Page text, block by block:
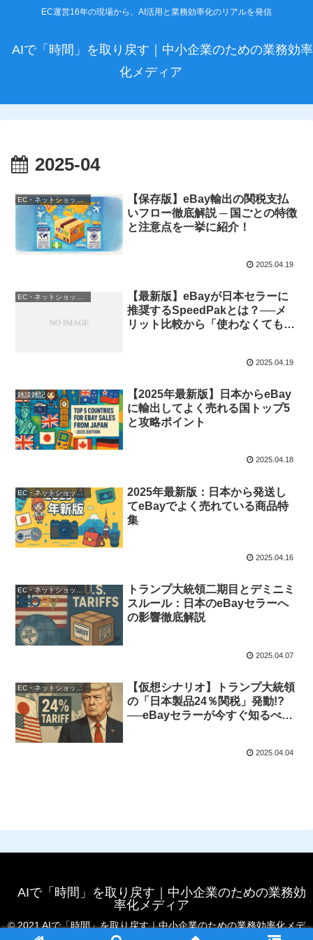
EC運営16年の現場から、AI活用と業務効率化のリアルを発信
AIで「時間」を取り戻す｜中小企業のための業務効率
化メディア
2025-04
EC・ネットショップ運営
【保存版】eBay輸出の関税支払
いフロー徹底解説 ─ 国ごとの特徴
と注意点を一挙に紹介！
2025.04.19
EC・ネットショップ運営
【最新版】eBayが日本セラーに
推奨するSpeedPakとは？──メ
リット比較から「使わなくてもい
2025.04.19
雑談雑記
【2025年最新版】日本からeBay
に輸出してよく売れる国トップ5
と攻略ポイント
2025.04.18
EC・ネットショップ運営
2025年最新版：日本から発送し
てeBayでよく売れている商品特
集
2025.04.16
EC・ネットショップ運営
トランプ大統領二期目とデミニミ
スルール：日本のeBayセラーへ
の影響徹底解説
2025.04.07
EC・ネットショップ運営
【仮想シナリオ】トランプ大統領
の「日本製品24％関税」発動!?
──eBayセラーが今すぐ知るべき
2025.04.04
AIで「時間」を取り戻す｜中小企業のための業務効
率化メディア
© 2021 AIで「時間」を取り戻す｜中小企業のための業務効率化メデ